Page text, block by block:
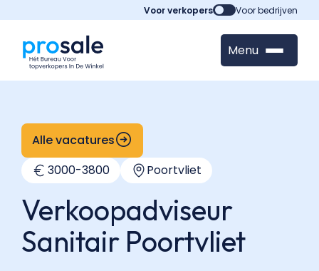
Voor verkopers Voor bedrijven
Menu
Alle vacatures
3000-3800 Poortvliet
Verkoopadviseur
Sanitair Poortvliet